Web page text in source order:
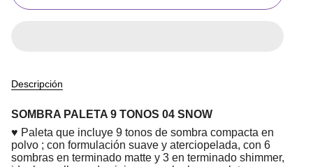
Descripción
SOMBRA PALETA 9 TONOS 04 SNOW
♥ Paleta que incluye 9 tonos de sombra compacta en
polvo ; con formulación suave y aterciopelada, con 6
sombras en terminado matte y 3 en terminado shimmer,